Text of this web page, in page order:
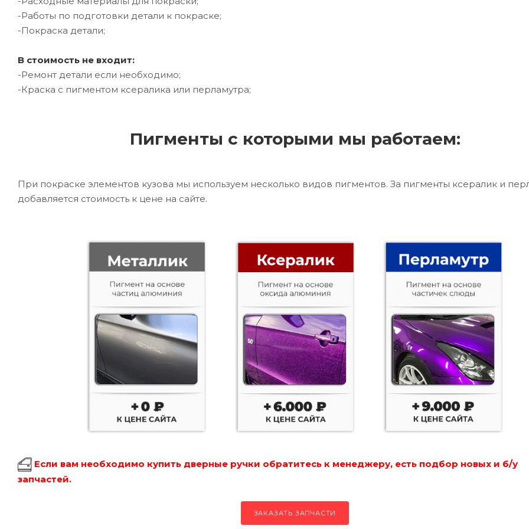
-Работы по подготовки детали к покраске;
-Покраска детали;
В стоимость не входит:
-Ремонт детали если необходимо;
-Краска с пигментом ксералика или перламутра;
Пигменты с которыми мы работаем:
При покраске элементов кузова мы используем несколько видов пигментов. За пигменты ксералик и
добавляется стоимость к цене на сайте.
Если вам необходимо купить дверные ручки обратитесь к менеджеру, есть подбор новых и б/у
запчастей.
ЗАКАЗАТЬ ЗАПЧАСТИ